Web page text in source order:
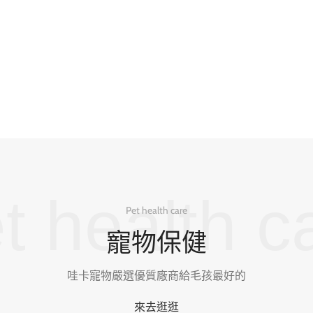
health
Pet health care
寵物保健
哇卡寵物嚴選優質廠商給毛孩最好的
來去逛逛